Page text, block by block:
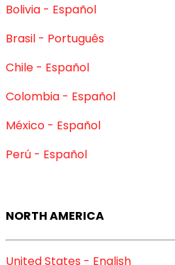
Bolivia - Español
Brasil - Português
Chile - Español
Colombia - Español
México - Español
Perú - Español
NORTH AMERICA
United States - English